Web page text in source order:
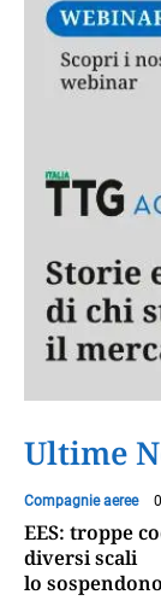
Ultime
Compagnie aeree
EES: troppe
diversi scali
lo sospendono